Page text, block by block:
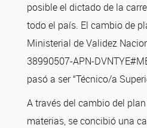
posible el dictado de la
todo el país. El cambio de
Ministerial de Validez
38990507-APN-
pasó a ser “Técnico/a
A través del cambio del
materias, se concibió una